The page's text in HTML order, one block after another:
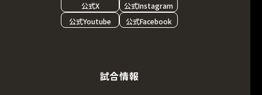
公式X
公式Instagram
公式Youtube
公式Facebook
試合情報